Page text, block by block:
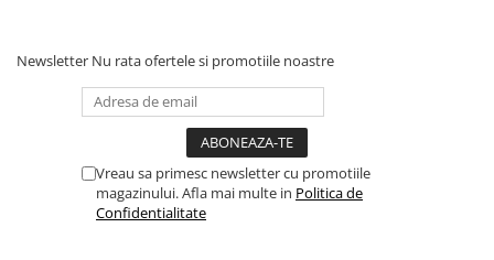
Newsletter Nu rata ofertele si promotiile noastre
Vreau sa primesc newsletter cu promotiile
magazinului. Afla mai multe in Politica de
Confidentialitate